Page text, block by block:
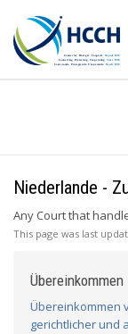
Niederlande -
Any Court that
This page was last
Übereinkommen
Übereinkommen
gerichtlicher und